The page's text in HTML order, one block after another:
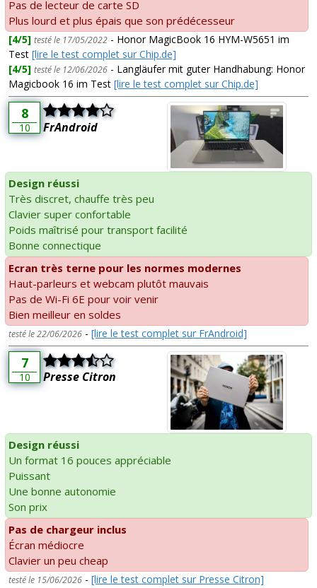
Pas de lecteur de carte SD
Plus lourd et plus épais que son prédécesseur
[4/5] testé le 17/05/2022 - Honor MagicBook 16 HYM-W5651 im
Test [lire le test complet sur Chip.de]
[4/5] testé le 12/06/2026 - Langläufer mit guter Handhabung: Honor
Magicbook 16 im Test [lire le test complet sur Chip.de]
8
10 FrAndroid
Design réussi
Très discret, chauffe très peu
Clavier super confortable
Poids maîtrisé pour transport facilité
Bonne connectique
Ecran très terne pour les normes modernes
Haut-parleurs et webcam plutôt mauvais
Pas de Wi-Fi 6E pour voir venir
Bien meilleur en soldes
testé le 22/06/2026 - [lire le test complet sur FrAndroid]
7
10 Presse Citron
Design réussi
Un format 16 pouces appréciable
Puissant
Une bonne autonomie
Son prix
Pas de chargeur inclus
Écran médiocre
Clavier un peu cheap
testé le 15/06/2026 - [lire le test complet sur Presse Citron]